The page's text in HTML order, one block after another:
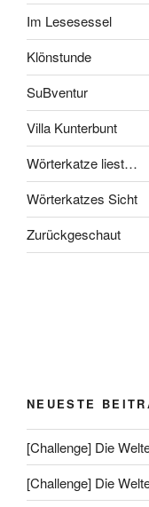
Im Lesesessel
Klönstunde
SuBventur
Villa Kunterbunt
Wörterkatze liest…
Wörterkatzes Sicht
Zurückgeschaut
NEUESTE
[Challenge] Die
[Challenge] Die